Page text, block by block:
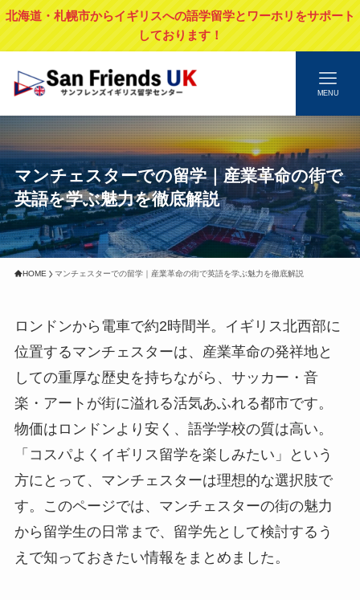
北海道・札幌市からイギリスへの語学留学とワーホリをサポート
しております！
MENU
マンチェスターでの留学｜産業革命の街で
英語を学ぶ魅力を徹底解説
HOME マンチェスターでの留学｜産業革命の街で英語を学ぶ魅力を徹底解説
ロンドンから電車で約2時間半。イギリス北西部に
位置するマンチェスターは、産業革命の発祥地と
しての重厚な歴史を持ちながら、サッカー・音
楽・アートが街に溢れる活気あふれる都市です。
物価はロンドンより安く、語学学校の質は高い。
「コスパよくイギリス留学を楽しみたい」という
方にとって、マンチェスターは理想的な選択肢で
す。このページでは、マンチェスターの街の魅力
から留学生の日常まで、留学先として検討するう
えで知っておきたい情報をまとめました。